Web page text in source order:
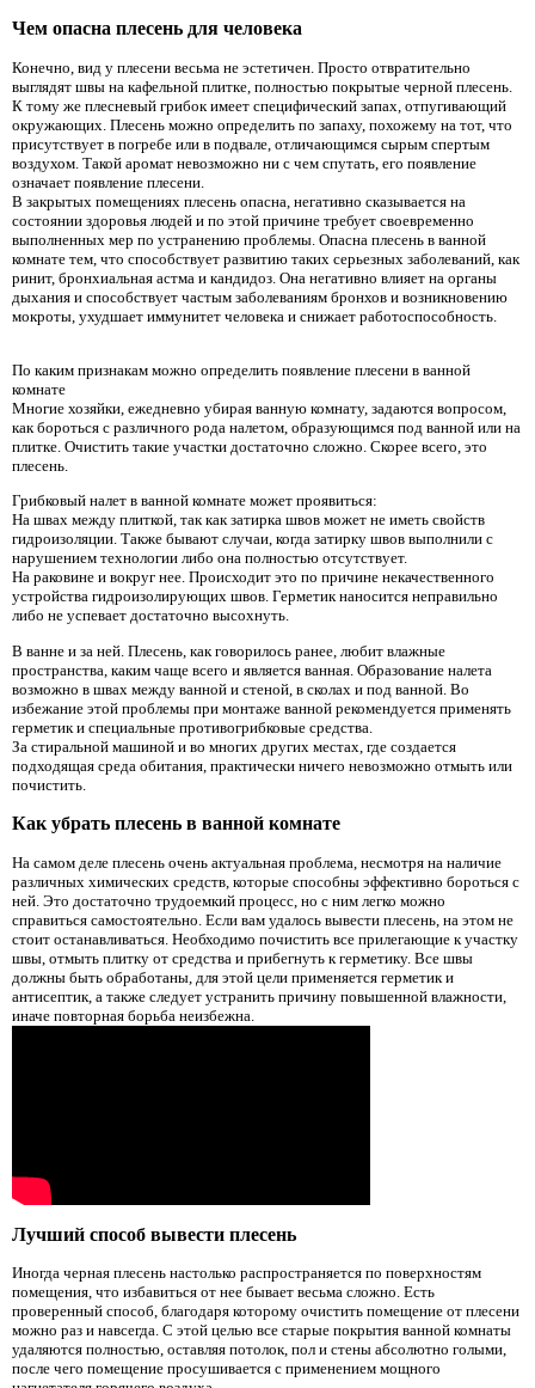
Чем опасна плесень для человека
Конечно, вид у плесени весьма не эстетичен. Просто отвратительно
выглядят швы на кафельной плитке, полностью покрытые черной плесень.
К тому же плесневый грибок имеет специфический запах, отпугивающий
окружающих. Плесень можно определить по запаху, похожему на тот, что
присутствует в погребе или в подвале, отличающимся сырым спертым
воздухом. Такой аромат невозможно ни с чем спутать, его появление
означает появление плесени.
В закрытых помещениях плесень опасна, негативно сказывается на
состоянии здоровья людей и по этой причине требует своевременно
выполненных мер по устранению проблемы. Опасна плесень в ванной
комнате тем, что способствует развитию таких серьезных заболеваний, как
ринит, бронхиальная астма и кандидоз. Она негативно влияет на органы
дыхания и способствует частым заболеваниям бронхов и возникновению
мокроты, ухудшает иммунитет человека и снижает работоспособность.
По каким признакам можно определить появление плесени в ванной
комнате
Многие хозяйки, ежедневно убирая ванную комнату, задаются вопросом,
как бороться с различного рода налетом, образующимся под ванной или на
плитке. Очистить такие участки достаточно сложно. Скорее всего, это
плесень.
Грибковый налет в ванной комнате может проявиться:
На швах между плиткой, так как затирка швов может не иметь свойств
гидроизоляции. Также бывают случаи, когда затирку швов выполнили с
нарушением технологии либо она полностью отсутствует.
На раковине и вокруг нее. Происходит это по причине некачественного
устройства гидроизолирующих швов. Герметик наносится неправильно
либо не успевает достаточно высохнуть.
В ванне и за ней. Плесень, как говорилось ранее, любит влажные
пространства, каким чаще всего и является ванная. Образование налета
возможно в швах между ванной и стеной, в сколах и под ванной. Во
избежание этой проблемы при монтаже ванной рекомендуется применять
герметик и специальные противогрибковые средства.
За стиральной машиной и во многих других местах, где создается
подходящая среда обитания, практически ничего невозможно отмыть или
почистить.
Как убрать плесень в ванной комнате
На самом деле плесень очень актуальная проблема, несмотря на наличие
различных химических средств, которые способны эффективно бороться с
ней. Это достаточно трудоемкий процесс, но с ним легко можно
справиться самостоятельно. Если вам удалось вывести плесень, на этом не
стоит останавливаться. Необходимо почистить все прилегающие к участку
швы, отмыть плитку от средства и прибегнуть к герметику. Все швы
должны быть обработаны, для этой цели применяется герметик и
антисептик, а также следует устранить причину повышенной влажности,
иначе повторная борьба неизбежна.
Лучший способ вывести плесень
Иногда черная плесень настолько распространяется по поверхностям
помещения, что избавиться от нее бывает весьма сложно. Есть
проверенный способ, благодаря которому очистить помещение от плесени
можно раз и навсегда. С этой целью все старые покрытия ванной комнаты
удаляются полностью, оставляя потолок, пол и стены абсолютно голыми,
после чего помещение просушивается с применением мощного